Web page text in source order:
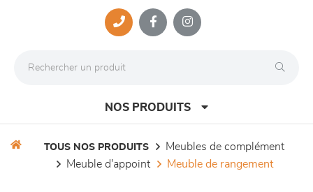
NOS PRODUITS
TOUS NOS PRODUITS
meubles de complément
meuble d'appoint
meuble de rangement